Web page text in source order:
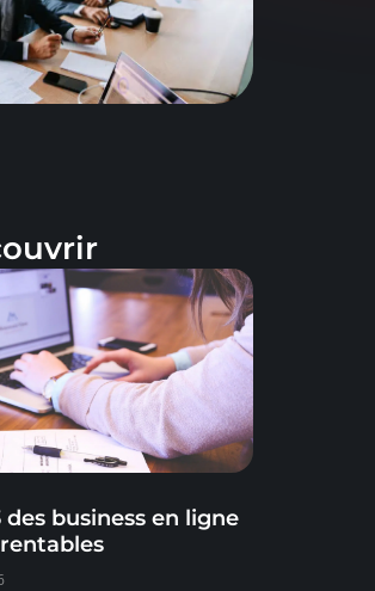
des business en ligne